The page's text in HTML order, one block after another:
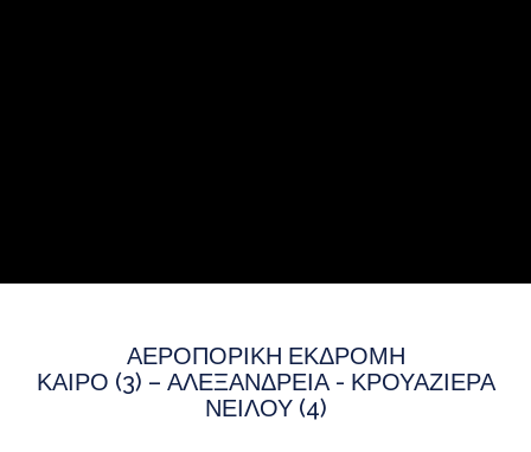
ΑΕΡΟΠΟΡΙΚΗ ΕΚΔΡΟΜΗ
ΚΑΙΡΟ (3) – ΑΛΕΞΑΝΔΡΕΙΑ - ΚΡΟΥΑΖΙΕΡΑ
ΝΕΙΛΟΥ (4)